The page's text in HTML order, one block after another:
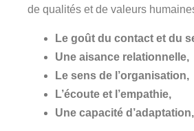
de qualités et de valeurs
Le goût du contact et du
Une aisance relationnelle,
Le sens de l’organisation,
L’écoute et l’empathie,
Une capacité